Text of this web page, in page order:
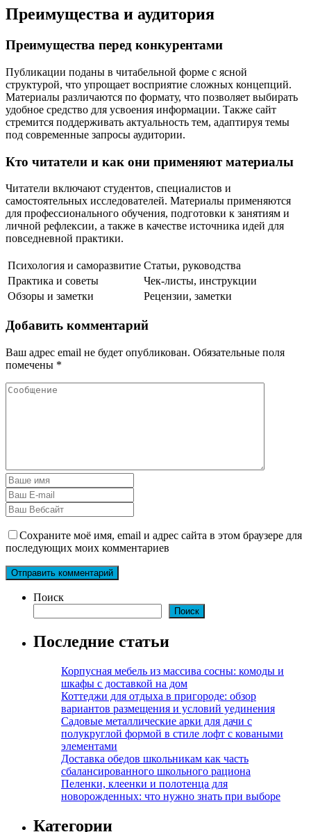
Преимущества и аудитория
Преимущества перед конкурентами
Публикации поданы в читабельной форме с ясной
структурой, что упрощает восприятие сложных концепций.
Материалы различаются по формату, что позволяет выбирать
удобное средство для усвоения информации. Также сайт
стремится поддерживать актуальность тем, адаптируя темы
под современные запросы аудитории.
Кто читатели и как они применяют материалы
Читатели включают студентов, специалистов и
самостоятельных исследователей. Материалы применяются
для профессионального обучения, подготовки к занятиям и
личной рефлексии, а также в качестве источника идей для
повседневной практики.
Психология и саморазвитие Статьи, руководства
Практика и советы
Чек-листы, инструкции
Обзоры и заметки
Рецензии, заметки
Добавить комментарий
Ваш адрес email не будет опубликован. Обязательные поля
помечены *
Сохраните моё имя, email и адрес сайта в этом браузере для
последующих моих комментариев
Поиск
Поиск
Последние статьи
Корпусная мебель из массива сосны: комоды и
шкафы с доставкой на дом
Коттеджи для отдыха в пригороде: обзор
вариантов размещения и условий уединения
Садовые металлические арки для дачи с
полукруглой формой в стиле лофт с коваными
элементами
Доставка обедов школьникам как часть
сбалансированного школьного рациона
Пеленки, клеенки и полотенца для
новорожденных: что нужно знать при выборе
Категории